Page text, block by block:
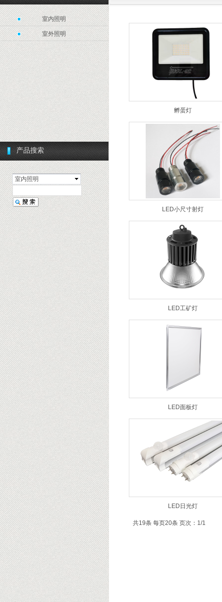
产品搜索
室内照明
室内照明
室外照明
孵蛋灯
LED小尺寸射灯
LED工矿灯
LED面板灯
LED日光灯
共19条 每页20条 页次：1/1